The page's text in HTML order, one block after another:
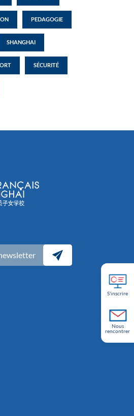
PEDAGOGIE
SHANGHAI
SÉCURITÉ
S'inscrire
Nous
rencontrer